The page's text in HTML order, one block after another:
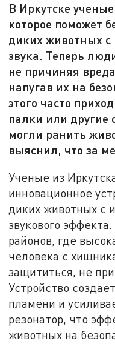
В Иркутске
которое поможет
диких животных с
звука. Теперь
не причиняя
напугав их на
этого часто
палки или другие
могли ранить
выяснил, что за
Ученые из
инновационное
диких животных с
звукового
районов, где
человека с
защититься, не
Устройство
пламени и
резонатор, что
животных на